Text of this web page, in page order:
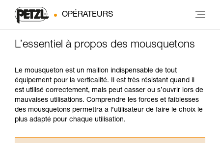
OPÉRATEURS
L’essentiel à propos des mousquetons
Le mousqueton est un maillon indispensable de tout
équipement pour la verticalité. Il est très résistant quand il
est utilisé correctement, mais peut casser ou s’ouvrir lors de
mauvaises utilisations. Comprendre les forces et faiblesses
des mousquetons permettra à l’utilisateur de faire le choix le
plus adapté pour chaque utilisation.